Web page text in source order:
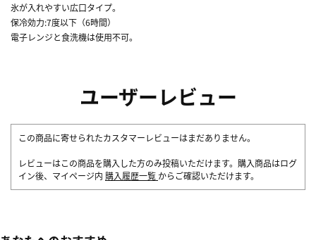
氷が入れやすい広口タイプ。
保冷効力:7度以下（6時間）
電子レンジと食洗機は使用不可。
ユーザーレビュー
この商品に寄せられたカスタマーレビューはまだありません。
レビューはこの商品を購入した方のみ投稿いただけます。購入商品はログ
イン後、マイページ内 購入履歴一覧 からご確認いただけます。